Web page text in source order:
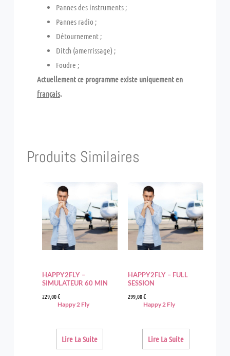
Pannes des instruments ;
Pannes radio ;
Détournement ;
Ditch (amerrissage) ;
Foudre ;
Actuellement ce programme existe uniquement en
français.
Produits Similaires
HAPPY2FLY –
SIMULATEUR 60 MIN
229,00€
Happy 2 Fly
Lire La Suite
HAPPY2FLY – FULL
SESSION
299,00€
Happy 2 Fly
Lire La Suite